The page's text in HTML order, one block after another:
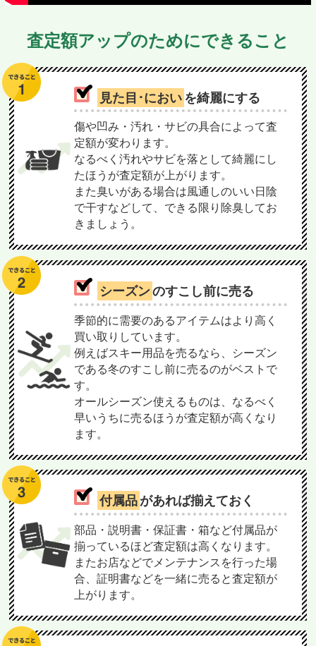
査定額アップのためにできること
見た目･におい を綺麗にする
傷や凹み・汚れ・サビの具合によって査
定額が変わります。
なるべく汚れやサビを落として綺麗にし
たほうが査定額が上がります。
また臭いがある場合は風通しのいい日陰
で干すなどして、できる限り除臭してお
きましょう。
シーズンのすこし前に売る
季節的に需要のあるアイテムはより高く
買い取りしています。
例えばスキー用品を売るなら、シーズン
である冬のすこし前に売るのがベストで
す。
オールシーズン使えるものは、なるべく
早いうちに売るほうが査定額が高くなり
ます。
付属品があれば揃えておく
部品・説明書・保証書・箱など付属品が
揃っているほど査定額は高くなります。
またお店などでメンテナンスを行った場
合、証明書などを一緒に売ると査定額が
上がります。